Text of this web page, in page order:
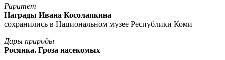
Раритет
Награды Ивана Косолапкина
сохранились в Национальном музее Республики Коми
Дары природы
Росянка. Гроза насекомых